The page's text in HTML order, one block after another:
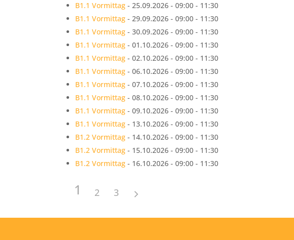
B1.1 Vormittag - 25.09.2026 - 09:00 - 11:30
B1.1 Vormittag - 29.09.2026 - 09:00 - 11:30
B1.1 Vormittag - 30.09.2026 - 09:00 - 11:30
B1.1 Vormittag - 01.10.2026 - 09:00 - 11:30
B1.1 Vormittag - 02.10.2026 - 09:00 - 11:30
B1.1 Vormittag - 06.10.2026 - 09:00 - 11:30
B1.1 Vormittag - 07.10.2026 - 09:00 - 11:30
B1.1 Vormittag - 08.10.2026 - 09:00 - 11:30
B1.1 Vormittag - 09.10.2026 - 09:00 - 11:30
B1.1 Vormittag - 13.10.2026 - 09:00 - 11:30
B1.2 Vormittag - 14.10.2026 - 09:00 - 11:30
B1.2 Vormittag - 15.10.2026 - 09:00 - 11:30
B1.2 Vormittag - 16.10.2026 - 09:00 - 11:30
1 2 3